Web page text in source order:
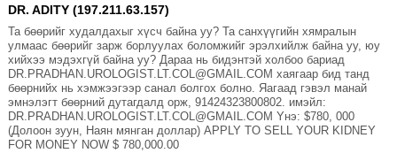
DR. ADITY (197.211.63.157)
Та бөөрийг худалдахыг хүсч байна уу? Та санхүүгийн хямралын
улмаас бөөрийг зарж борлуулах боломжийг эрэлхийлж байна уу, юу
хийхээ мэдэхгүй байна уу? Дараа нь бидэнтэй холбоо бариад
DR.PRADHAN.UROLOGIST.LT.COL@GMAIL.COM хаягаар бид танд
бөөрнийх нь хэмжээгээр санал болгох болно. Яагаад гэвэл манай
эмнэлэгт бөөрний дутагдалд орж, 91424323800802. имэйл:
DR.PRADHAN.UROLOGIST.LT.COL@GMAIL.COM Yнэ: $780, 000
(Долоон зуун, Наян мянган доллар) APPLY TO SELL YOUR KIDNEY
FOR MONEY NOW $ 780,000.00